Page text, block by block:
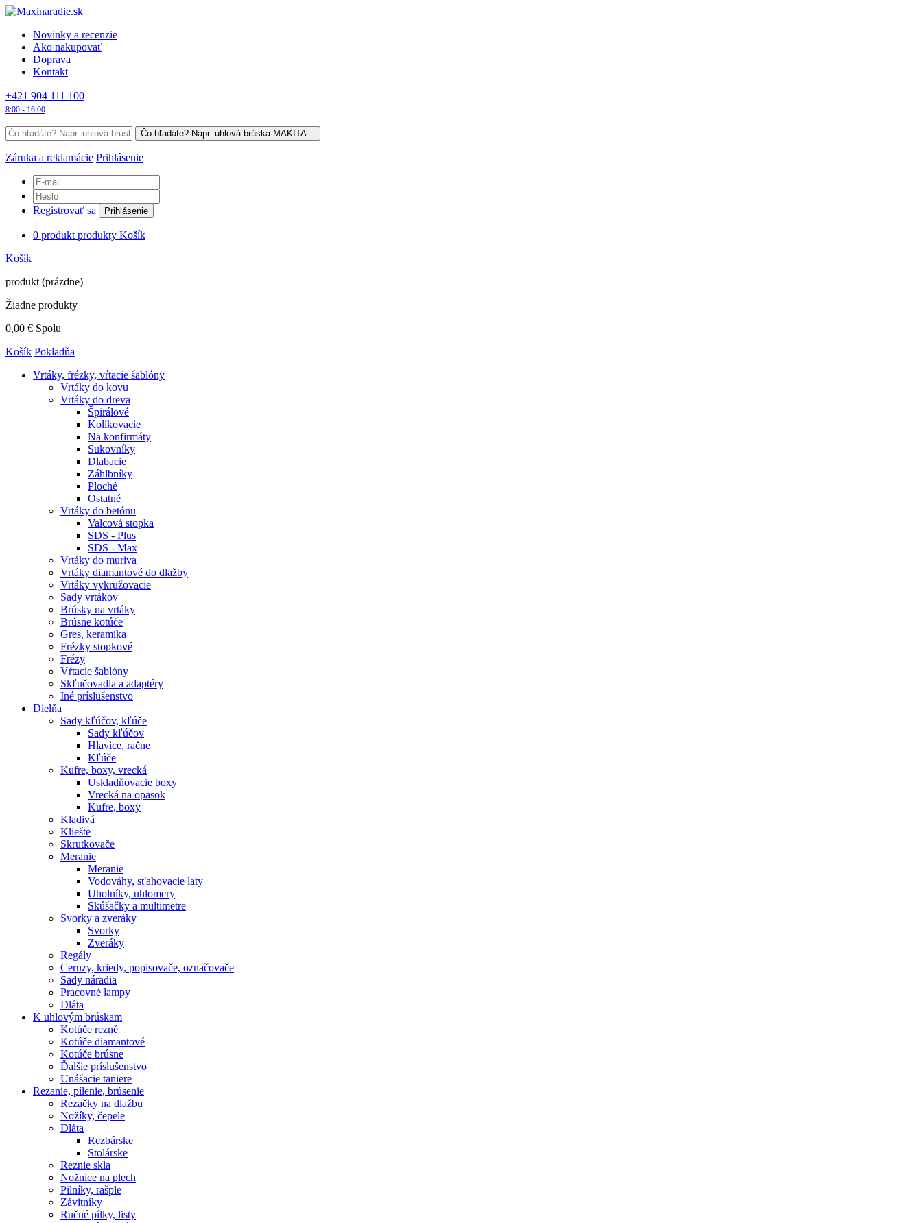
Novinky a recenzie
Ako nakupovať
Doprava
Kontakt
+421 904 111 100
8:00 - 16:00
Záruka a reklamácie Prihlásenie
Registrovať sa Prihlásenie
0 produkt produkty Košík
Košík
produkt (prázdne)
Žiadne produkty
0,00 € Spolu
Košík Pokladňa
Vrtáky, frézky, vŕtacie šablóny
Vrtáky do kovu
Vrtáky do dreva
Špirálové
Kolíkovacie
Na konfirmáty
Sukovníky
Dlabacie
Záhlbníky
Ploché
Ostatné
Vrtáky do betónu
Valcová stopka
SDS - Plus
SDS - Max
Vrtáky do muriva
Vrtáky diamantové do dlažby
Vrtáky vykružovacie
Sady vrtákov
Brúsky na vrtáky
Brúsne kotúče
Gres, keramika
Frézky stopkové
Frézy
Vŕtacie šablóny
Skľučovadla a adaptéry
Iné príslušenstvo
Dielňa
Sady kľúčov, kľúče
Sady kľúčov
Hlavice, račne
Kľúče
Kufre, boxy, vrecká
Uskladňovacie boxy
Vrecká na opasok
Kufre, boxy
Kladivá
Kliešte
Skrutkovače
Meranie
Meranie
Vodováhy, sťahovacie laty
Uholníky, uhlomery
Skúšačky a multimetre
Svorky a zveráky
Svorky
Zveráky
Regály
Ceruzy, kriedy, popisovače, označovače
Sady náradia
Pracovné lampy
Dláta
K uhlovým brúskam
Kotúče rezné
Kotúče diamantové
Kotúče brúsne
Ďalšie príslušenstvo
Unášacie taniere
Rezanie, pílenie, brúsenie
Rezačky na dlažbu
Nožíky, čepele
Dláta
Rezbárske
Stolárske
Reznie skla
Nožnice na plech
Pilníky, rašple
Závitníky
Ručné pílky, listy